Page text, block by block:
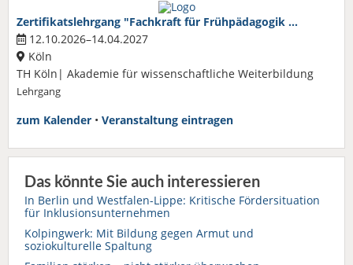
Zertifikatslehrgang "Fachkraft für Frühpädagogik …
12.10.2026–14.04.2027
Köln
TH Köln| Akademie für wissenschaftliche Weiterbildung
Lehrgang
zum Kalender • Veranstaltung eintragen
Das könnte Sie auch interessieren
In Berlin und Westfalen-Lippe: Kritische Fördersituation
für Inklusionsunternehmen
Kolpingwerk: Mit Bildung gegen Armut und
soziokulturelle Spaltung